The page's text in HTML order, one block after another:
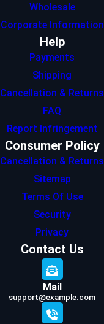
Wholesale
Corporate Information
Help
Payments
Shipping
Cancellation & Returns
FAQ
Report Infringement
Consumer Policy
Cancellation & Returns
Sitemap
Terms Of Use
Security
Privacy
Contact Us
Mail
support@example.com